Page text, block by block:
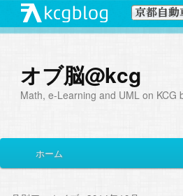
オブ脳@kcg
Math, e-Learning and UML on KCG
イ
メ
サ
ホーム